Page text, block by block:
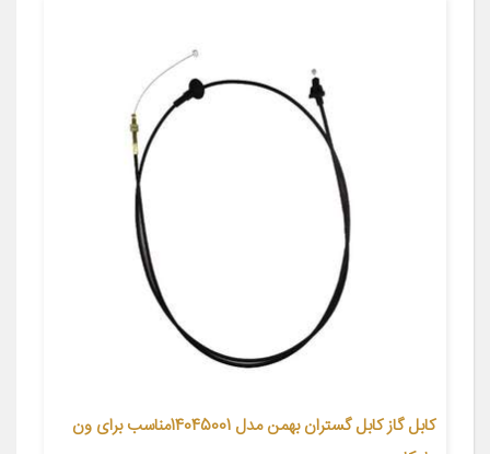
کابل گاز کابل گستران بهمن مدل 14045001مناسب برای ون